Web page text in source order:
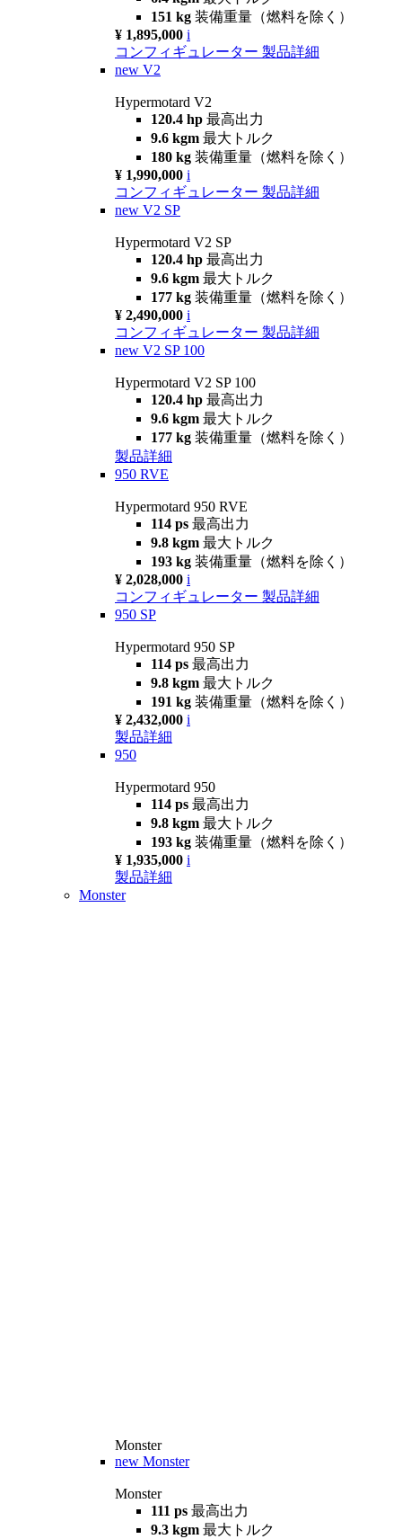
151 kg 装備重量（燃料を除く）
¥ 1,895,000 i
コンフィギュレーター 製品詳細
new V2
Hypermotard V2
120.4 hp 最高出力
9.6 kgm 最大トルク
180 kg 装備重量（燃料を除く）
¥ 1,990,000 i
コンフィギュレーター 製品詳細
new V2 SP
Hypermotard V2 SP
120.4 hp 最高出力
9.6 kgm 最大トルク
177 kg 装備重量（燃料を除く）
¥ 2,490,000 i
コンフィギュレーター 製品詳細
new V2 SP 100
Hypermotard V2 SP 100
120.4 hp 最高出力
9.6 kgm 最大トルク
177 kg 装備重量（燃料を除く）
製品詳細
950 RVE
Hypermotard 950 RVE
114 ps 最高出力
9.8 kgm 最大トルク
193 kg 装備重量（燃料を除く）
¥ 2,028,000 i
コンフィギュレーター 製品詳細
950 SP
Hypermotard 950 SP
114 ps 最高出力
9.8 kgm 最大トルク
191 kg 装備重量（燃料を除く）
¥ 2,432,000 i
製品詳細
950
Hypermotard 950
114 ps 最高出力
9.8 kgm 最大トルク
193 kg 装備重量（燃料を除く）
¥ 1,935,000 i
製品詳細
Monster
Monster
new Monster
Monster
111 ps 最高出力
9.3 kgm 最大トルク